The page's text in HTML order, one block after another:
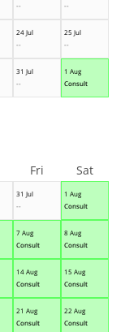
--
--
24 Jul
--
25 Jul
--
31 Jul
--
1 Aug
Consult
31 Jul
--
1 Aug
Consult
7 Aug
Consult
8 Aug
Consult
14 Aug
Consult
15 Aug
Consult
21 Aug
Consult
22 Aug
Consult
Fri Sat